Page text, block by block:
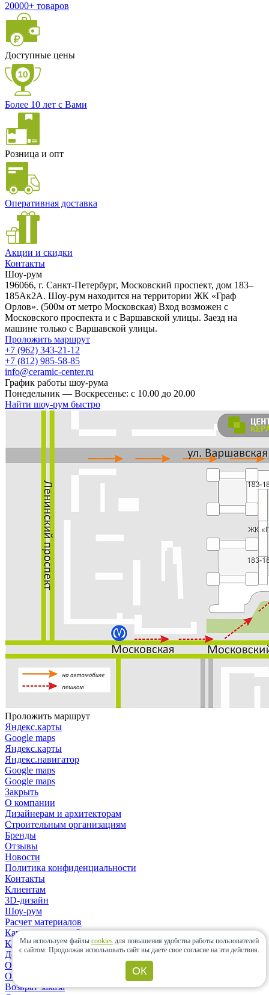
20000+ товаров
Доступные цены
Более 10 лет с Вами
Розница и опт
Оперативная доставка
Акции и скидки
Контакты
Шоу-рум
196066, г. Санкт-Петербург, Московский проспект, дом 183–
185Ак2А. Шоу-рум находится на территории ЖК «Граф
Орлов». (500м от метро Московская) Вход возможен с
Московского проспекта и с Варшавской улицы. Заезд на
машине только с Варшавской улицы.
Проложить маршрут
+7 (962) 343-21-12
+7 (812) 985-58-85
info@ceramic-center.ru
График работы шоу-рума
Понедельник — Воскресенье: с 10.00 до 20.00
Найти шоу-рум быстро
Проложить маршрут
Яндекс.карты
Google maps
Яндекс.карты
Яндекс.навигатор
Google maps
Google maps
Закрыть
О компании
Дизайнерам и архитекторам
Строительным организациям
Бренды
Отзывы
Новости
Политика конфиденциальности
Контакты
Клиентам
3D-дизайн
Шоу-рум
Расчет материалов
Как сделать заказ?
Как выбрать плитку?
Доставка заказа
Оплата заказа
Оплата банковской картой онлайн
Возврат заказа
Мы используем файлы cookies для повышения удобства работы пользователей
с сайтом. Продолжая использовать сайт вы даете свое согласие на эти действия.
ОК